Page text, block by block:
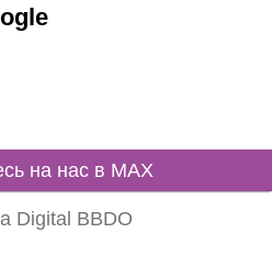
Analytics
Digital BBDO